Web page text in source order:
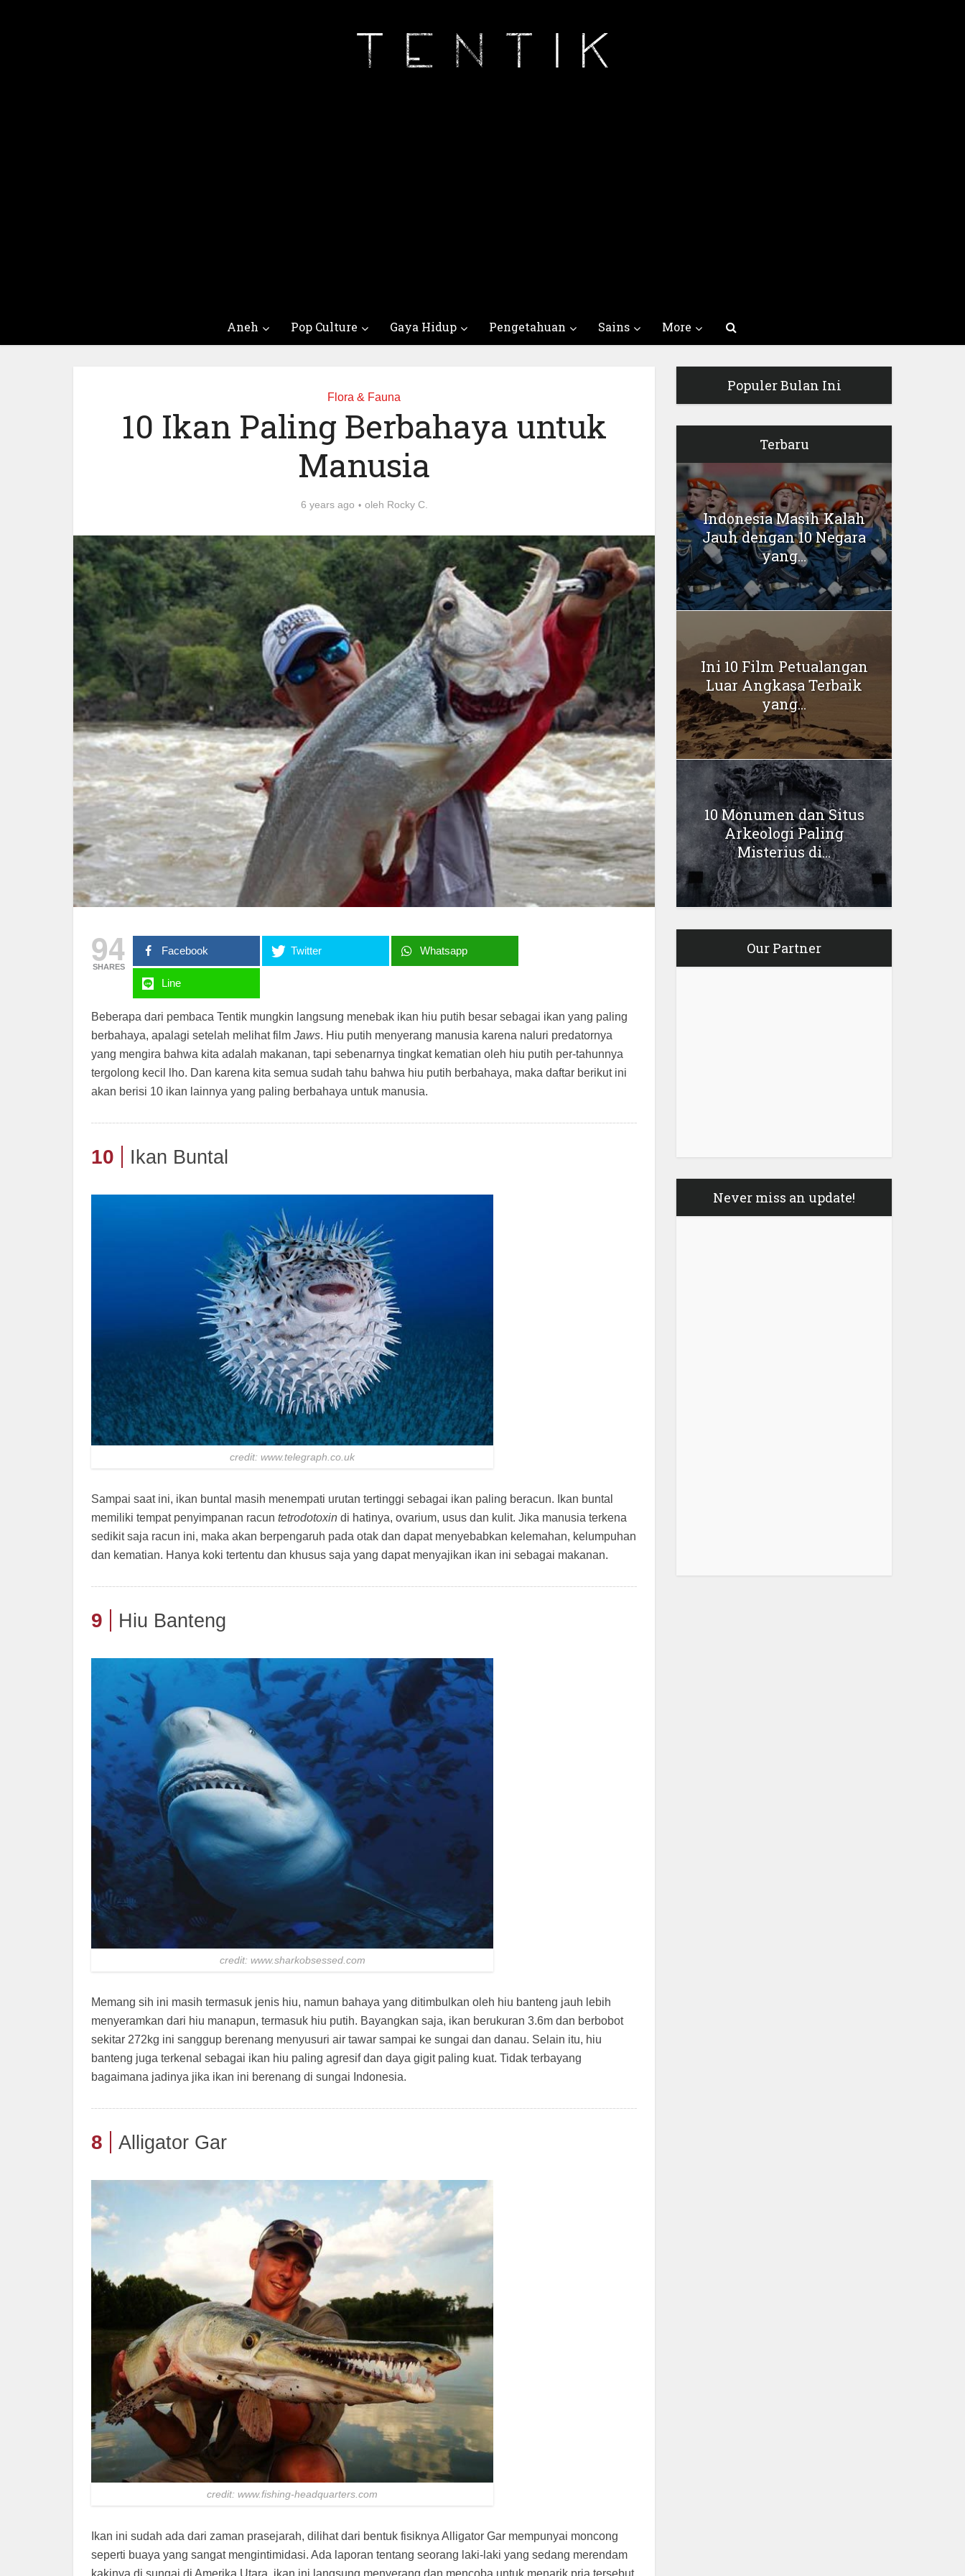
Aneh Pop Culture Gaya Hidup Pengetahuan Sains More
Flora & Fauna
10 Ikan Paling Berbahaya untuk
Manusia
6 years ago oleh Rocky C.
94
SHARES
Facebook Twitter Whatsapp
Line
Beberapa dari pembaca Tentik mungkin langsung menebak ikan hiu putih besar sebagai ikan yang paling
berbahaya, apalagi setelah melihat film Jaws. Hiu putih menyerang manusia karena naluri predatornya
yang mengira bahwa kita adalah makanan, tapi sebenarnya tingkat kematian oleh hiu putih per-tahunnya
tergolong kecil lho. Dan karena kita semua sudah tahu bahwa hiu putih berbahaya, maka daftar berikut ini
akan berisi 10 ikan lainnya yang paling berbahaya untuk manusia.
10 Ikan Buntal
credit: www.telegraph.co.uk
Sampai saat ini, ikan buntal masih menempati urutan tertinggi sebagai ikan paling beracun. Ikan buntal
memiliki tempat penyimpanan racun tetrodotoxin di hatinya, ovarium, usus dan kulit. Jika manusia terkena
sedikit saja racun ini, maka akan berpengaruh pada otak dan dapat menyebabkan kelemahan, kelumpuhan
dan kematian. Hanya koki tertentu dan khusus saja yang dapat menyajikan ikan ini sebagai makanan.
9 Hiu Banteng
credit: www.sharkobsessed.com
Memang sih ini masih termasuk jenis hiu, namun bahaya yang ditimbulkan oleh hiu banteng jauh lebih
menyeramkan dari hiu manapun, termasuk hiu putih. Bayangkan saja, ikan berukuran 3.6m dan berbobot
sekitar 272kg ini sanggup berenang menyusuri air tawar sampai ke sungai dan danau. Selain itu, hiu
banteng juga terkenal sebagai ikan hiu paling agresif dan daya gigit paling kuat. Tidak terbayang
bagaimana jadinya jika ikan ini berenang di sungai Indonesia.
8 Alligator Gar
credit: www.fishing-headquarters.com
Ikan ini sudah ada dari zaman prasejarah, dilihat dari bentuk fisiknya Alligator Gar mempunyai moncong
seperti buaya yang sangat mengintimidasi. Ada laporan tentang seorang laki-laki yang sedang merendam
kakinya di sungai di Amerika Utara, ikan ini langsung menyerang dan mencoba untuk menarik pria tersebut
Populer Bulan Ini
Terbaru
Indonesia Masih Kalah
Jauh dengan 10 Negara
yang...
Ini 10 Film Petualangan
Luar Angkasa Terbaik
yang...
10 Monumen dan Situs
Arkeologi Paling
Misterius di...
Our Partner
Never miss an update!